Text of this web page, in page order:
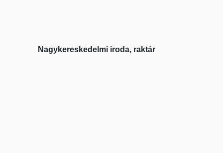
Nagykereskedelmi iroda, raktár